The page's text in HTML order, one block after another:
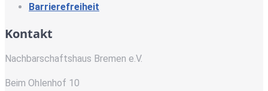
Barrierefreiheit
Kontakt
Nachbarschaftshaus Bremen e.V.
Beim Ohlenhof 10